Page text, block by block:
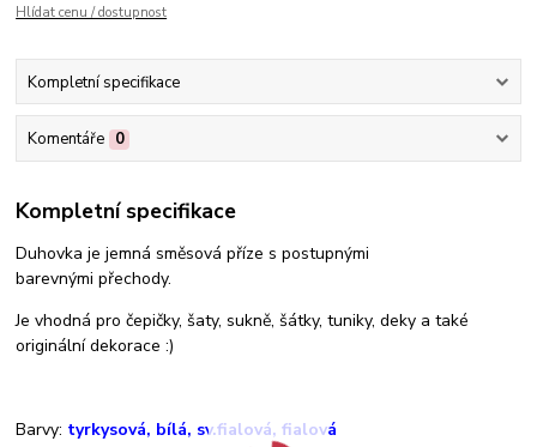
Hlídat cenu / dostupnost
Kompletní specifikace
Komentáře 0
Kompletní specifikace
Duhovka je jemná směsová příze s postupnými
barevnými přechody.
Je vhodná pro čepičky, šaty, sukně, šátky, tuniky, deky a také
originální dekorace :)
Barvy: tyrkysová, bílá, sv.fialová, fialová